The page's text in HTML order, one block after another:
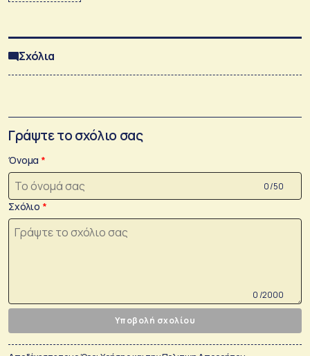
Σχόλια
Γράψτε το σχόλιο σας
Όνομα
0 /50
Σχόλιο
0 /2000
Υποβολή σχολίου